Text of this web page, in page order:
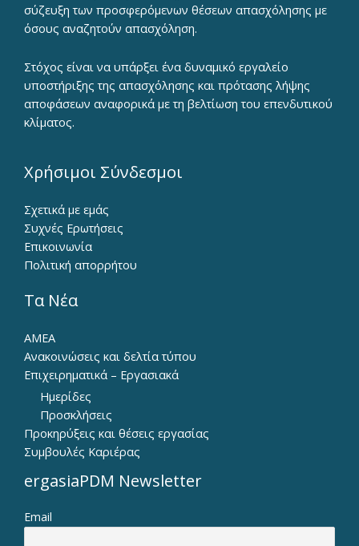
σύζευξη των προσφερόμενων θέσεων απασχόλησης με
όσους αναζητούν απασχόληση.
Στόχος είναι να υπάρξει ένα δυναμικό εργαλείο
υποστήριξης της απασχόλησης και πρότασης λήψης
αποφάσεων αναφορικά με τη βελτίωση του επενδυτικού
κλίματος.
Χρήσιμοι Σύνδεσμοι
Σχετικά με εμάς
Συχνές Ερωτήσεις
Επικοινωνία
Πολιτική απορρήτου
Τα Νέα
ΑΜΕΑ
Ανακοινώσεις και δελτία τύπου
Επιχειρηματικά – Εργασιακά
Ημερίδες
Προσκλήσεις
Προκηρύξεις και θέσεις εργασίας
Συμβουλές Καριέρας
ergasiaPDM Newsletter
Email